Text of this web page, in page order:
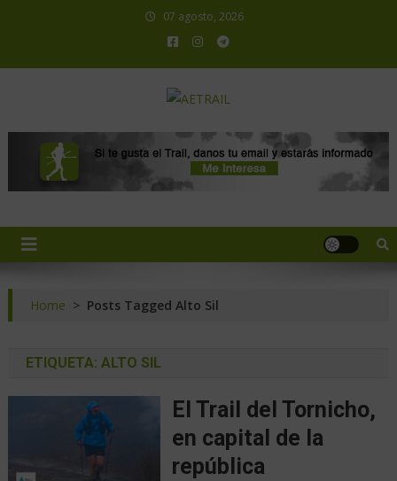
07 agosto, 2026
Home > Posts Tagged Alto Sil
ETIQUETA: ALTO SIL
El Trail del Tornicho,
en capital de la
república